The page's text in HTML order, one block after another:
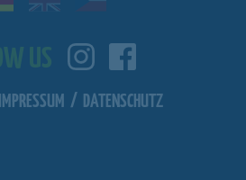
IMPRESSUM / DATENSCHUTZ